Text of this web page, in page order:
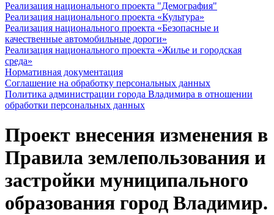
Реализация национального проекта "Демография"
Реализация национального проекта «Культура»
Реализация национального проекта «Безопасные и
качественные автомобильные дороги»
Реализация национального проекта «Жилье и городская
среда»
Нормативная документация
Соглашение на обработку персональных данных
Политика администрации города Владимира в отношении
обработки персональных данных
Проект внесения изменения в
Правила землепользования и
застройки муниципального
образования город Владимир.